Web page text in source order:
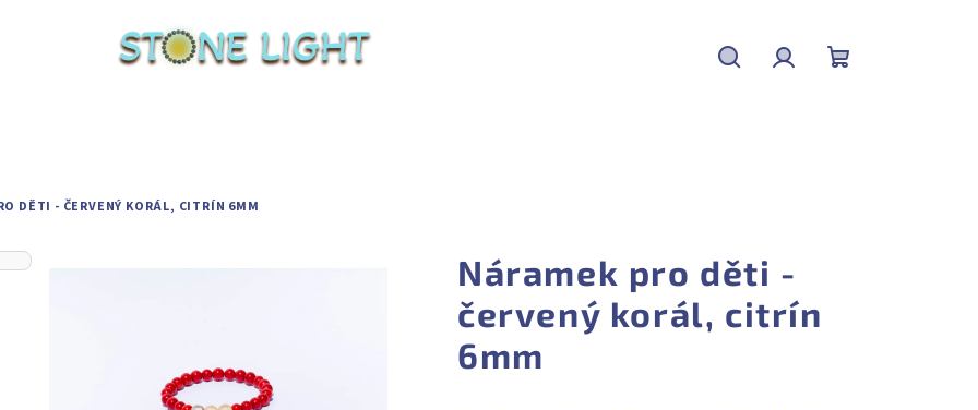
DĚTI - ČERVENÝ KORÁL, CITRÍN 6MM
Náramek pro děti -
červený korál, citrín
6mm